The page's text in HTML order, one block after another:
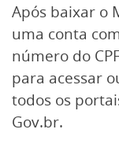
Após baixar o
uma conta
número do
para acessar
todos os
Gov.br.